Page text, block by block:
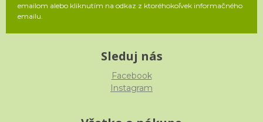
emailom alebo kliknutím na odkaz z ktoréhokoľvek informačného
emailu.
Sleduj nás
Facebook
Instagram